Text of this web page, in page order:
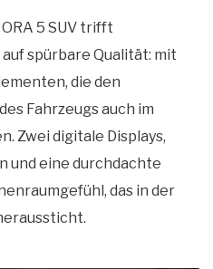
5 SUV trifft
spürbare Qualität: mit
die den
Fahrzeugs auch im
Zwei digitale Displays,
und eine durchdachte
das in der